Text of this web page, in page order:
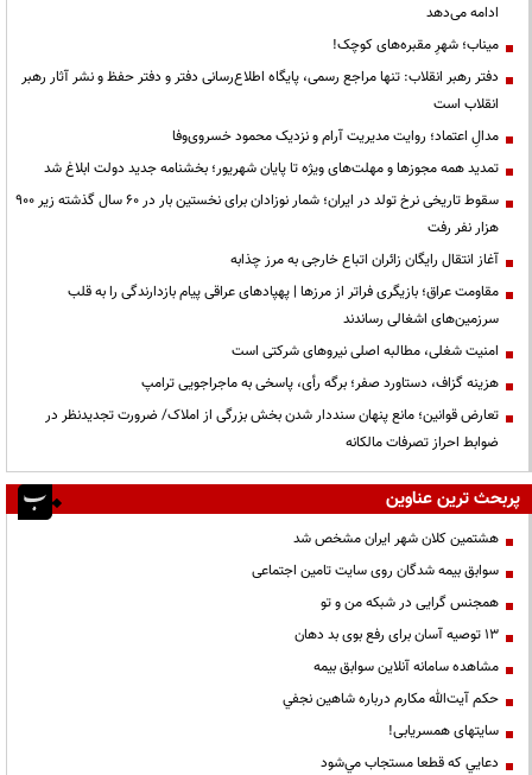
ادامه می‌دهد
میناب؛ شهرِ مقبره‌های کوچک!
دفتر رهبر انقلاب: تنها مراجع رسمی، پایگاه اطلاع‌رسانی دفتر و دفتر حفظ و نشر آثار رهبر
انقلاب است
مدالِ اعتماد؛ روایت مدیریت آرام و نزدیک محمود خسروی‌وفا
تمدید همه مجوزها و مهلت‌های ویژه تا پایان شهریور؛ بخشنامه جدید دولت ابلاغ شد
سقوط تاریخی نرخ تولد در ایران؛ شمار نوزادان برای نخستین بار در ۶۰ سال گذشته زیر ۹۰۰
هزار نفر رفت
آغاز انتقال رایگان زائران اتباع خارجی به مرز چذابه
مقاومت عراق؛ بازیگری فراتر از مرزها | پهپادهای عراقی پیام بازدارندگی را به قلب
سرزمین‌های اشغالی رساندند
‌امنیت شغلی، مطالبه اصلی نیروهای شرکتی است
هزینه گزاف، دستاورد صفر؛ برگه رأی، پاسخی به ماجراجویی ترامپ
تعارض قوانین؛ مانع پنهان سنددار شدن بخش بزرگی از املاک/ ضرورت تجدیدنظر در
ضوابط احراز تصرفات مالکانه
پربحث ترین عناوین
هشتمین کلان شهر ایران مشخص شد
سوابق بیمه شدگان روی سایت تامین اجتماعی
همجنس گرایی در شبکه من و تو
13 توصیه آسان برای رفع بوی بد دهان
مشاهده سامانه آنلاين سوابق بیمه
حكم آيت‌الله مكارم درباره شاهين نجفي
سایتهای همسریابی!
دعايي كه قطعا مستجاب مي‌شود